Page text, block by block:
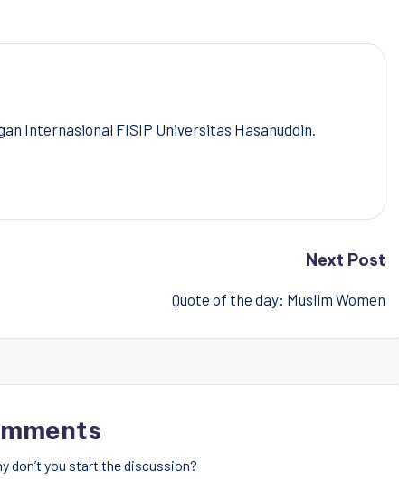
Internasional FISIP Universitas Hasanuddin.
Next Post
Quote of the day: Muslim Women
don’t you start the discussion?